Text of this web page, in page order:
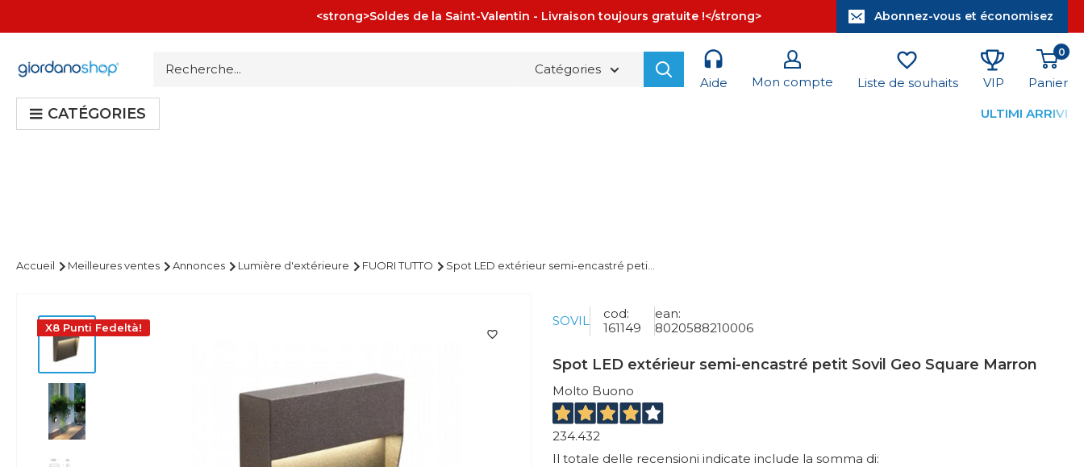
au
<strong>Soldes de la Saint-Valentin - Livraison toujours gratuite !</strong> Abonnez-vous et économisez
Giordano
Catégories
Aide
Mon compte Liste de souhaits VIP
0
Panier
CATÉGORIES ULTIMI ARRIVI
Accueil Meilleures ventes Annonces Lumière d'extérieure FUORI TUTTO Spot LED extérieur semi-encastré peti...
X8 Punti Fedeltà! SOVIL
cod:
161149
ean:
8020588210006
Spot LED extérieur semi-encastré petit Sovil Geo Square Marron
Molto Buono
234.432
Il totale delle recensioni indicate include la somma di: